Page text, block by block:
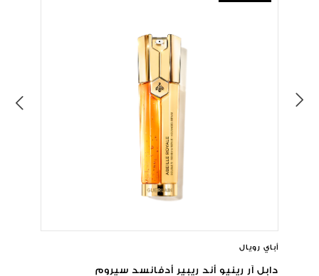
أباي رويال
دابل آر رينيو أند ريبير أدفانسد سيروم